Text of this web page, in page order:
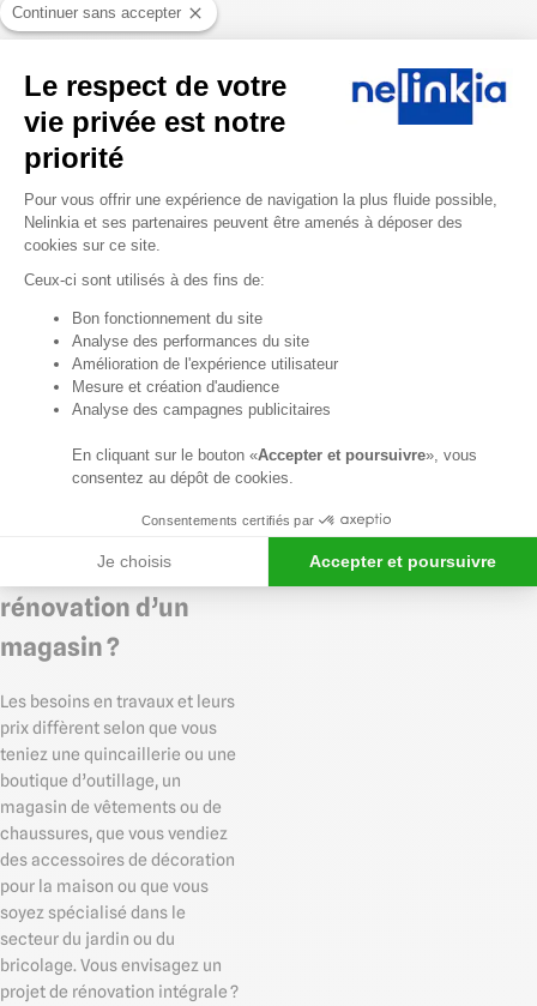
vous pourrez choisir d’effectuer
vos travaux d’une seule traite,
notamment si votre entreprise
nécessite une harmonie solide
entre la vitrine et l’intérieur : ce
sera le cas par exemple si vous
êtes spécialisé dans le domaine
de la cuisine ou de la salle de
Si des problématiques de
budget vous freinent dans vos
projets, alors vous pourrez opter
pour des travaux au « coût par
coût » : vous limiterez ainsi le
prix des interventions.
Combien coûtent
des travaux pour la
rénovation d’un
magasin ?
Les besoins en travaux et leurs
prix diffèrent selon que vous
teniez une quincaillerie ou une
boutique d’outillage, un
magasin de vêtements ou de
chaussures, que vous vendiez
des accessoires de décoration
pour la maison ou que vous
soyez spécialisé dans le
secteur du jardin ou du
bricolage. Vous envisagez un
projet de rénovation intégrale ?
Continuer sans accepter
Le respect de votre
vie privée est notre
priorité
Plateforme de Gestion du
Pour vous offrir une expérience de navigation la plus fluide possible,
Nelinkia et ses partenaires peuvent être amenés à déposer des
cookies sur ce site.
Ceux-ci sont utilisés à des fins de:
Bon fonctionnement du site
Analyse des performances du site
Amélioration de l'expérience utilisateur
Mesure et création d'audience
Analyse des campagnes publicitaires
En cliquant sur le bouton «Accepter et poursuivre», vous
consentez au dépôt de cookies.
Consentements certifiés par
Je choisis Accepter et poursuivre
Axeptio consent